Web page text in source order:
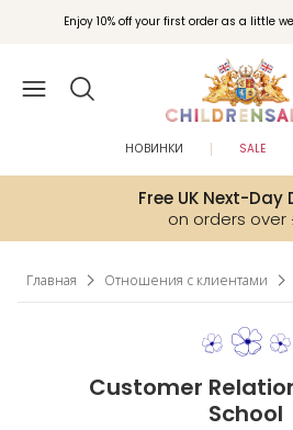
Enjoy 10% off your first order as a little
Вступайте в клуб Бонусы Childrensalon для
покупках.
Free UK Next-Day
on orders over
НОВИНКИ SALE
Главная Отношения с клиентами
Customer
School